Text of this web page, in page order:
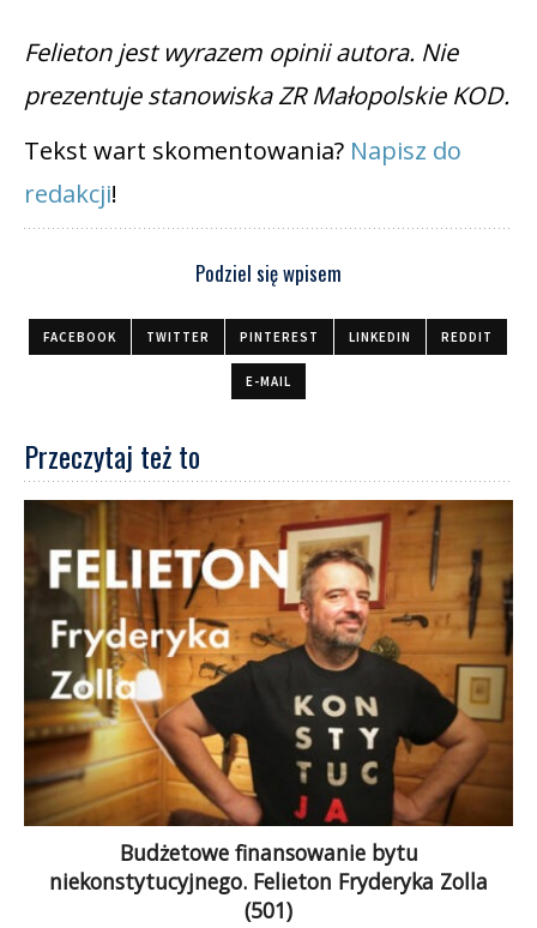
Felieton jest wyrazem opinii autora. Nie
prezentuje stanowiska ZR Małopolskie KOD.
Tekst wart skomentowania? Napisz do
redakcji!
Podziel się wpisem
FACEBOOK TWITTER PINTEREST LINKEDIN REDDIT
E-MAIL
Przeczytaj też to
Budżetowe finansowanie bytu
niekonstytucyjnego. Felieton Fryderyka Zolla
(501)